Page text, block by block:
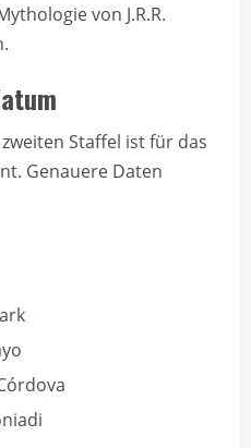
von J.R.R.
Staffel ist für das
Genauere Daten